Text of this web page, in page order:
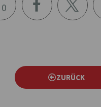
0
ZURÜCK